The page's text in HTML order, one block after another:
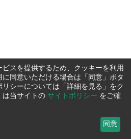
スを提供するため、クッキーを利用
同意いただける場合は「同意」ボタ
シーについては「詳細を見る」をク
は当サイトの サイトポリシー をご確
同意